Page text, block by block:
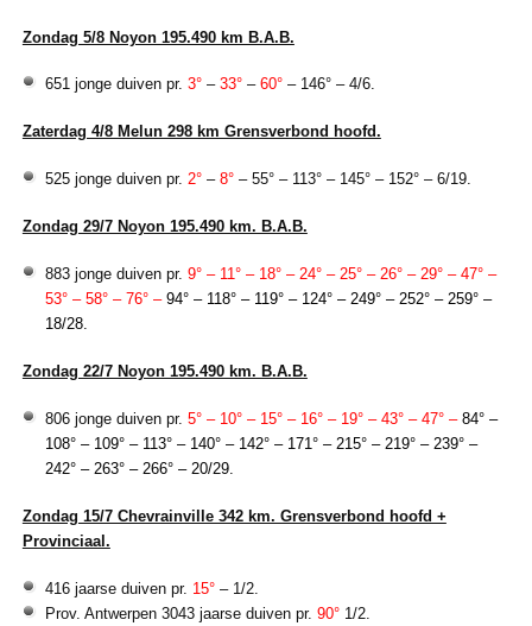
Zondag 5/8 Noyon 195.490 km B.A.B.
651 jonge duiven pr. 3°– 33°– 60°– 146° – 4/6.
Zaterdag 4/8 Melun 298 km Grensverbond hoofd.
525 jonge duiven pr. 2°– 8°– 55° – 113° – 145° – 152° – 6/19.
Zondag 29/7 Noyon 195.490 km. B.A.B.
883 jonge duiven pr. 9° – 11° – 18° – 24° – 25° – 26° – 29° – 47° –
53° – 58° – 76° – 94° – 118° – 119° – 124° – 249° – 252° – 259° –
18/28.
Zondag 22/7 Noyon 195.490 km. B.A.B.
806 jonge duiven pr. 5° – 10° – 15° – 16° – 19° – 43° – 47° – 84° –
108° – 109° – 113° – 140° – 142° – 171° – 215° – 219° – 239° –
242° – 263° – 266° – 20/29.
Zondag 15/7 Chevrainville 342 km. Grensverbond hoofd +
Provinciaal.
416 jaarse duiven pr. 15°– 1/2.
Prov. Antwerpen 3043 jaarse duiven pr. 90°1/2.